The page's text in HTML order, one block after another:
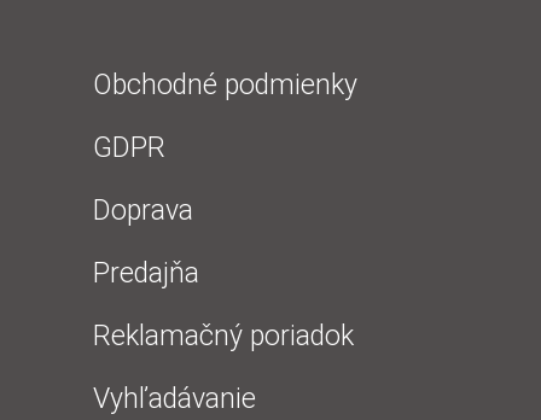
Obchodné podmienky
GDPR
Doprava
Predajňa
Reklamačný poriadok
Vyhľadávanie